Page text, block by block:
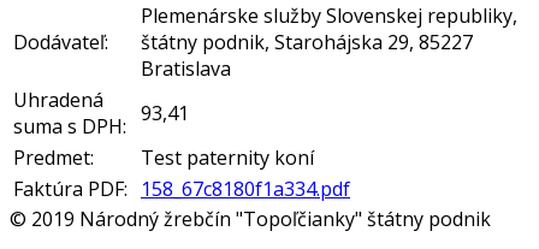
Dodávateľ:
Plemenárske služby Slovenskej republiky,
štátny podnik, Starohájska 29, 85227
Bratislava
Uhradená
suma s DPH: 93,41
Predmet:
Test paternity koní
Faktúra PDF:
158_67c8180f1a334.pdf
© 2019 Národný žrebčín "Topoľčianky" štátny podnik